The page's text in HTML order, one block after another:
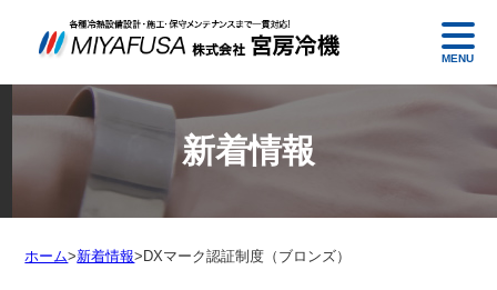
MENU
新着情報
ホーム>新着情報> DXマーク認証制度（ブロンズ）